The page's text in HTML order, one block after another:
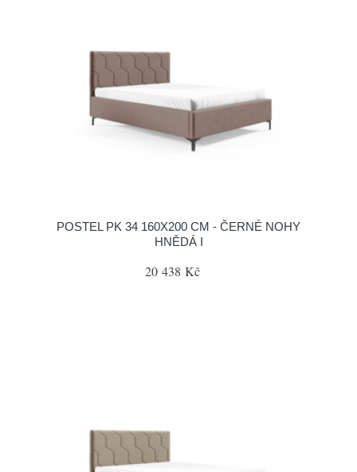
POSTEL PK 34 160X200 CM - ČERNÉ NOHY
HNĚDÁ I
20 438 Kč